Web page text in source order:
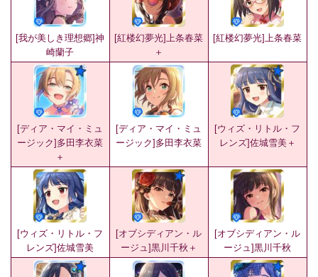
[我が美しき理想郷]神
崎蘭子
[紅楼幻夢光]上条春菜
＋
[紅楼幻夢光]上条春菜
[ディア・マイ・ミュ
ージック]多田李衣菜
＋
[ディア・マイ・ミュ
ージック]多田李衣菜
[ウィズ・リトル・フ
レンズ]佐城雪美＋
[ウィズ・リトル・フ
レンズ]佐城雪美
[オブシディアン・ル
ージュ]黒川千秋＋
[オブシディアン・ル
ージュ]黒川千秋